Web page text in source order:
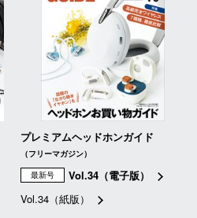
プレミアムヘッドホンガイド
（フリーマガジン）
最新号
Vol.34（電子版）
Vol.34（紙版）